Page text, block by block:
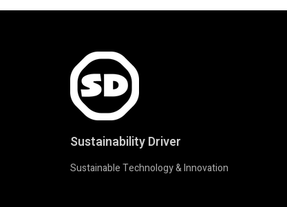
Sustainability Driver
Sustainable Technology & Innovation